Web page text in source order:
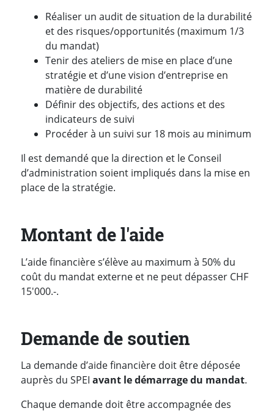
Réaliser un audit de situation de la durabilité
et des risques/opportunités (maximum 1/3
du mandat)
Tenir des ateliers de mise en place d’une
stratégie et d’une vision d’entreprise en
matière de durabilité
Définir des objectifs, des actions et des
indicateurs de suivi
Procéder à un suivi sur 18 mois au minimum
Il est demandé que la direction et le Conseil
d’administration soient impliqués dans la mise en
place de la stratégie.
Montant de l'aide
L’aide financière s’élève au maximum à 50% du
coût du mandat externe et ne peut dépasser CHF
15'000.-.
Demande de soutien
La demande d’aide financière doit être déposée
auprès du SPEI avant le démarrage du mandat.
Chaque demande doit être accompagnée des